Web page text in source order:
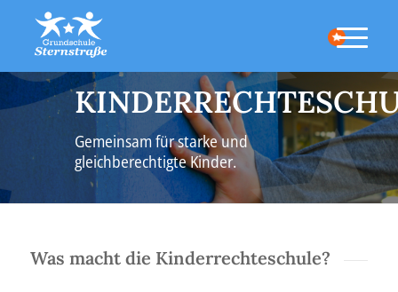
Gemeinsam für starke und
gleichberechtigte Kinder.
Was macht die Kinderrechteschule?